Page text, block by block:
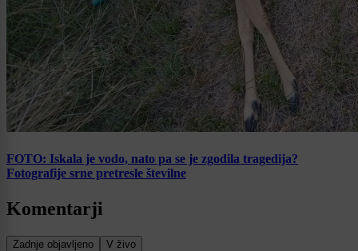
FOTO: Iskala je vodo, nato pa se je zgodila tragedija?
Fotografije srne pretresle številne
Komentarji
Zadnje objavljeno V živo